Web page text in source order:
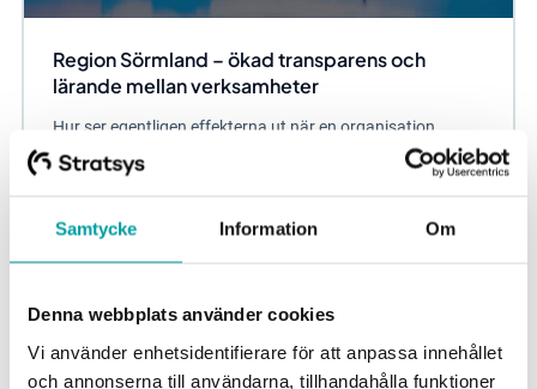
Samtycke Information Om
Denna webbplats använder cookies
Vi använder enhetsidentifierare för att anpassa innehållet
och annonserna till användarna, tillhandahålla funktioner
Region Sörmland – ökad transparens och
lärande mellan verksamheter
Hur ser egentligen effekterna ut när en organisation
implementerat Stratsys? I den här kundintervjun berättar
Nicholas Prigorowsky, Ekonomidirektör i...
Verksamhetsplanering Region